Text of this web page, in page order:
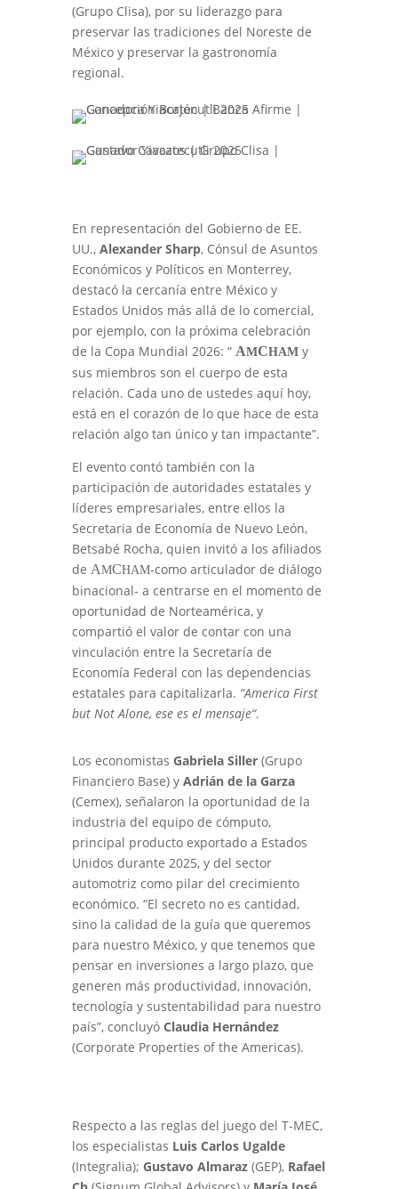
(Grupo Clisa), por su liderazgo para
preservar las tradiciones del Noreste de
México y preservar la gastronomía
regional.
En representación del Gobierno de EE.
UU., Alexander Sharp, Cónsul de Asuntos
Económicos y Políticos en Monterrey,
destacó la cercanía entre México y
Estados Unidos más allá de lo comercial,
por ejemplo, con la próxima celebración
de la Copa Mundial 2026: “ AMCHAM y
sus miembros son el cuerpo de esta
relación. Cada uno de ustedes aquí hoy,
está en el corazón de lo que hace de esta
relación algo tan único y tan impactante”.
El evento contó también con la
participación de autoridades estatales y
líderes empresariales, entre ellos la
Secretaria de Economía de Nuevo León,
Betsabé Rocha, quien invitó a los afiliados
de AMCHAM-como articulador de diálogo
binacional- a centrarse en el momento de
oportunidad de Norteamérica, y
compartió el valor de contar con una
vinculación entre la Secretaría de
Economía Federal con las dependencias
estatales para capitalizarla. “America First
but Not Alone, ese es el mensaje“.
Los economistas Gabriela Siller(Grupo
Financiero Base) y Adrián de la Garza
(Cemex), señalaron la oportunidad de la
industria del equipo de cómputo,
principal producto exportado a Estados
Unidos durante 2025, y del sector
automotriz como pilar del crecimiento
económico. “El secreto no es cantidad,
sino la calidad de la guía que queremos
para nuestro México, y que tenemos que
pensar en inversiones a largo plazo, que
generen más productividad, innovación,
tecnología y sustentabilidad para nuestro
país”, concluyó Claudia Hernández
(Corporate Properties of the Americas).
Respecto a las reglas del juego del T-MEC,
los especialistas Luis Carlos Ugalde
(Integralia); Gustavo Almaraz(GEP), Rafael